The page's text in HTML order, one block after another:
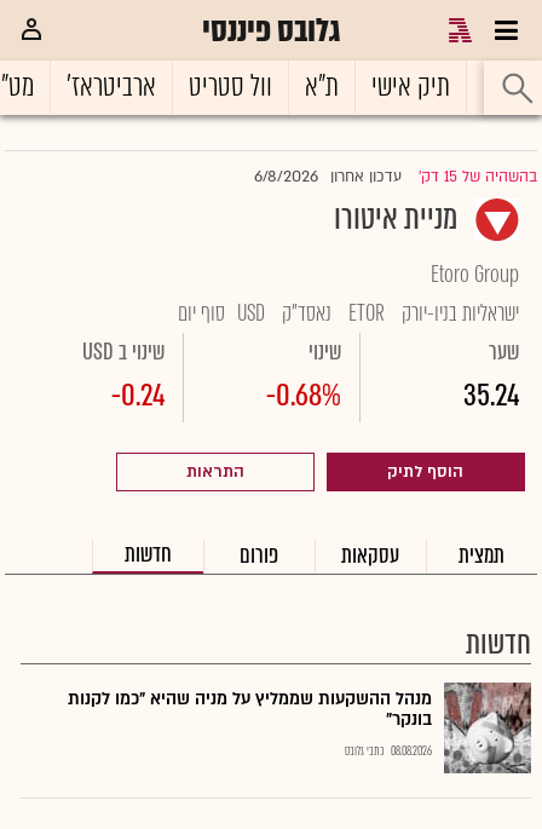
גלובס פיננסי
ראשי תיק אישי ת"א וול סטריט ארביטראז'
בהשהיה של 15 דק' |עדכון אחרון 6/8/2026
מניית איטורו
Etoro Group
ישראליות בניו-יורק
ETOR נאסד"ק USD סוף יום
שער
35.24
שינוי
-0.68%
שינוי ב USD
-0.24
הוסף לתיק התראות
תמצית עסקאות פורום חדשות
חדשות
מנהל ההשקעות שממליץ על מניה שהיא "כמו לקנות
בונקר"
08.08.2026 כתבי גלובס